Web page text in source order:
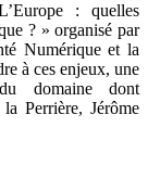
: quelles
? » organisé par
Numérique et la
à ces enjeux, une
domaine dont
Perrière, Jérôme